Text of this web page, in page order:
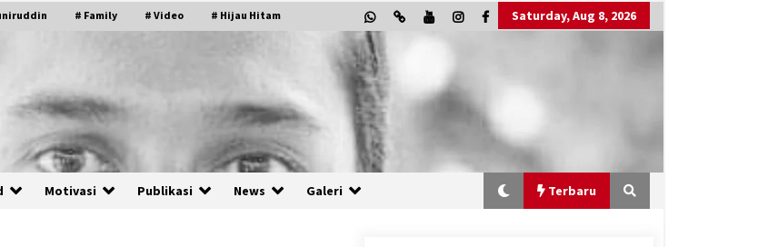
# Family # Video # Hijau Hitam Saturday, Aug 8, 2026
Motivasi Publikasi News Galeri Terbaru